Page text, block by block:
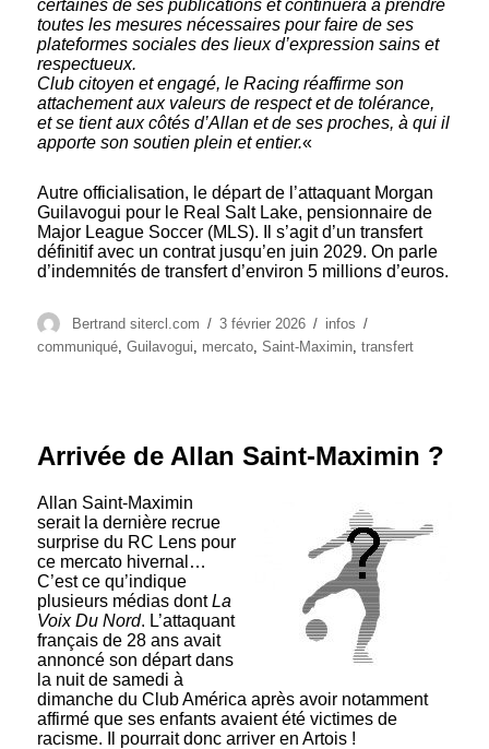
certaines de ses publications et continuera à prendre
toutes les mesures nécessaires pour faire de ses
plateformes sociales des lieux d’expression sains et
respectueux.
Club citoyen et engagé, le Racing réaffirme son
attachement aux valeurs de respect et de tolérance,
et se tient aux côtés d’Allan et de ses proches, à qui il
apporte son soutien plein et entier.«
Autre officialisation, le départ de l’attaquant Morgan
Guilavogui pour le Real Salt Lake, pensionnaire de
Major League Soccer (MLS). Il s’agit d’un transfert
définitif avec un contrat jusqu’en juin 2029. On parle
d’indemnités de transfert d’environ 5 millions d’euros.
Auteur
Bertrand sitercl.com
Publié
le
3 février 2026 Catégories
infos
communiqué,Guilavogui, mercato,Saint-Maximin,transfert
Arrivée de Allan Saint-Maximin ?
Allan Saint-Maximin
serait la dernière recrue
surprise du RC Lens pour
ce mercato hivernal…
C’est ce qu’indique
plusieurs médias dontLa
Voix Du Nord. L’attaquant
français de 28 ans avait
annoncé son départ dans
la nuit de samedi à
dimanche du Club América après avoir notamment
affirmé que ses enfants avaient été victimes de
racisme. Il pourrait donc arriver en Artois !